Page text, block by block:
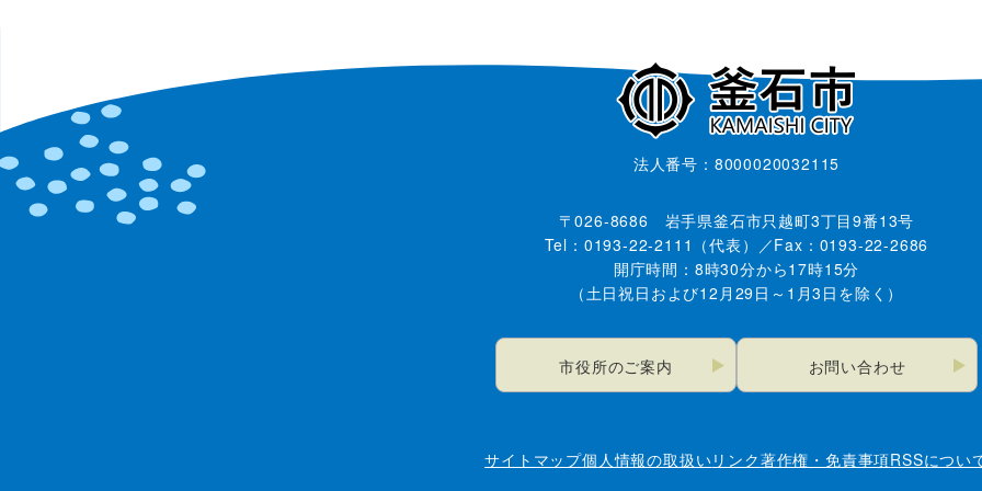
法人番号：8000020032115
〒026-8686 岩手県釜石市只越町3丁目9番13号
Tel：0193-22-2111（代表）／Fax：0193-22-2686
開庁時間：8時30分から17時15分
（土日祝日および12月29日～1月3日を除く）
市役所のご案内 お問い合わせ
サイトマップ個人情報の取扱いリンク著作権・免責事項RSSについ